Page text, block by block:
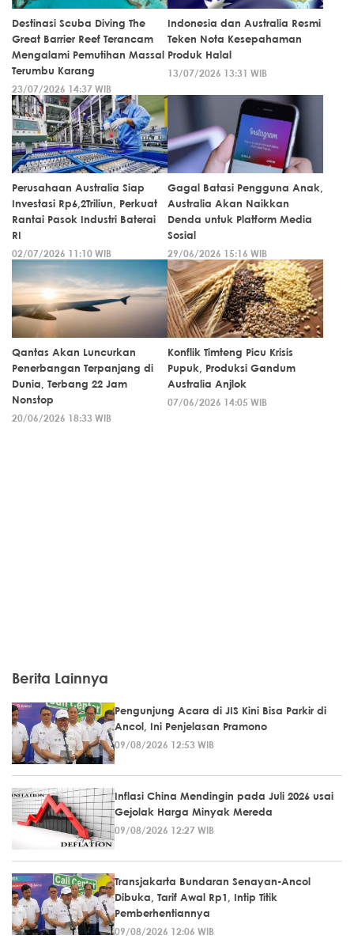
Destinasi Scuba Diving The
Great Barrier Reef Terancam
Mengalami Pemutihan Massal
Terumbu Karang
23/07/2026 14:37 WIB
Indonesia dan Australia Resmi
Teken Nota Kesepahaman
Produk Halal
13/07/2026 13:31 WIB
Perusahaan Australia Siap
Investasi Rp6,2Triliun, Perkuat
Rantai Pasok Industri Baterai
RI
02/07/2026 11:10 WIB
Gagal Batasi Pengguna Anak,
Australia Akan Naikkan
Denda untuk Platform Media
Sosial
29/06/2026 15:16 WIB
Qantas Akan Luncurkan
Penerbangan Terpanjang di
Dunia, Terbang 22 Jam
Nonstop
20/06/2026 18:33 WIB
Konflik Timteng Picu Krisis
Pupuk, Produksi Gandum
Australia Anjlok
07/06/2026 14:05 WIB
Berita Lainnya
Pengunjung Acara di JIS Kini Bisa Parkir di
Ancol, Ini Penjelasan Pramono
09/08/2026 12:53 WIB
Inflasi China Mendingin pada Juli 2026 usai
Gejolak Harga Minyak Mereda
09/08/2026 12:27 WIB
Transjakarta Bundaran Senayan-Ancol
Dibuka, Tarif Awal Rp1, Intip Titik
Pemberhentiannya
09/08/2026 12:06 WIB